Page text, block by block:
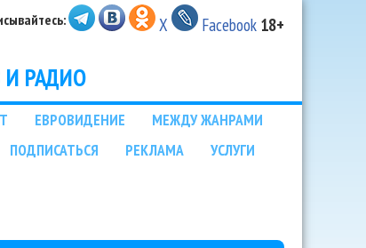
X Facebook 18+
И РАДИО
ЕВРОВИДЕНИЕ
МЕЖДУ ЖАНРАМИ
ПОДПИСАТЬСЯ РЕКЛАМА
УСЛУГИ